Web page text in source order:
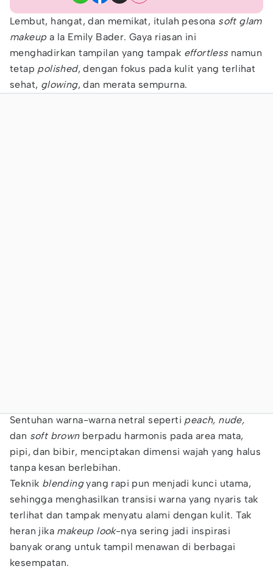
Lembut, hangat, dan memikat, itulah pesona soft glam
makeup a la Emily Bader. Gaya riasan ini
menghadirkan tampilan yang tampak effortlessnamun
tetap polished, dengan fokus pada kulit yang terlihat
sehat, glowing, dan merata sempurna.
Sentuhan warna-warna netral seperti peach, nude,
dan soft brownberpadu harmonis pada area mata,
pipi, dan bibir, menciptakan dimensi wajah yang halus
tanpa kesan berlebihan.
Teknik blendingyang rapi pun menjadi kunci utama,
sehingga menghasilkan transisi warna yang nyaris tak
terlihat dan tampak menyatu alami dengan kulit. Tak
heran jika makeup look-nya sering jadi inspirasi
banyak orang untuk tampil menawan di berbagai
kesempatan.